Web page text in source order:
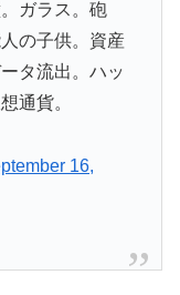
ガラス。砲
の子供。資産
タ流出。ハッ
通貨。
16,